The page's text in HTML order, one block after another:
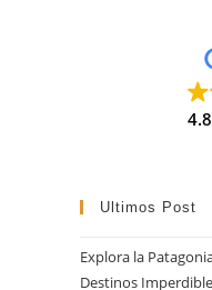
4.8
Ultimos Post
Explora la
Destinos